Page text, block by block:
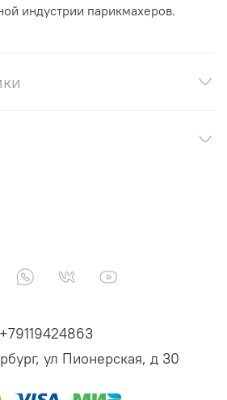
индустрии парикмахеров.
+79119424863
ул Пионерская, д 30